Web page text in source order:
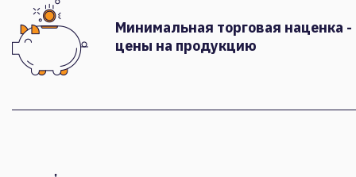
Минимальная торговая наценка
цены на продукцию